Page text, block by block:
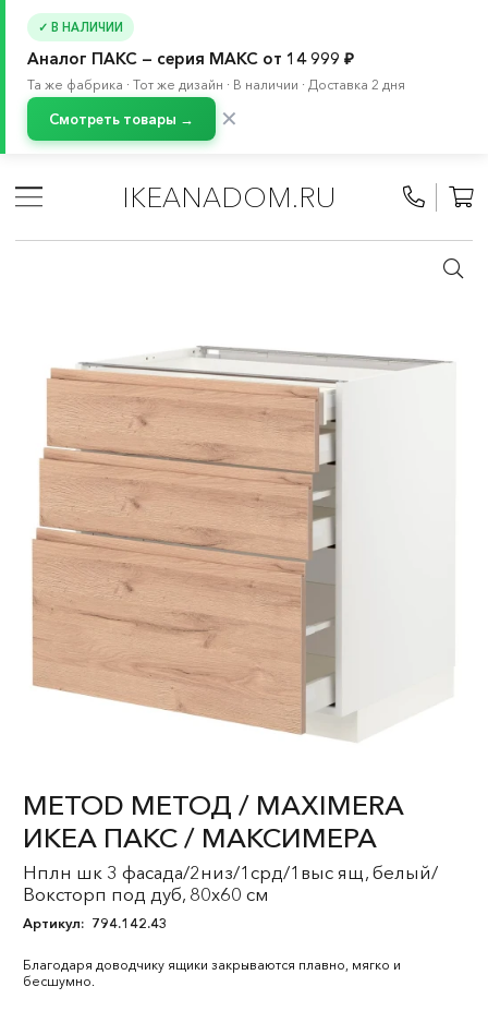
✓ В НАЛИЧИИ
Аналог ПАКС — серия МАКС от 14 999 ₽
Та же фабрика · Тот же дизайн · В наличии · Доставка 2 дня
Смотреть товары → ✕
IKEANADOM.RU
Модульные кухни МЕТОД
/ Все компоненты МЕТОД
Кухонные шкафы МЕТОД
METOD МЕТОД / MAXIMERA
ИКЕА ПАКС / МАКСИМЕРА
Нплн шк 3 фасада/2низ/1срд/1выс ящ, белый/
Воксторп под дуб, 80x60 см
Артикул: 794.142.43
Благодаря доводчику ящики закрываются плавно, мягко и
бесшумно.